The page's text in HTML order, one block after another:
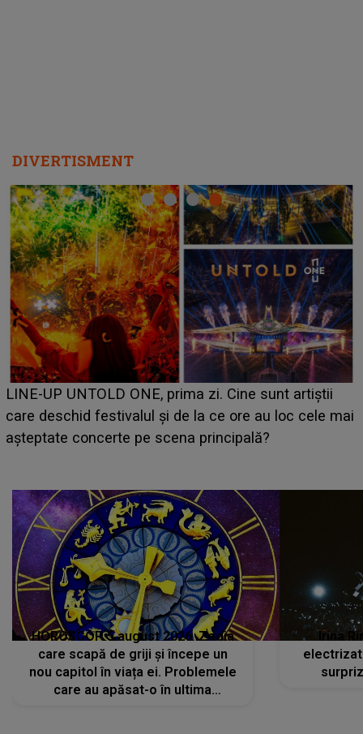
DIVERTISMENT
LINE-UP UNTOLD ONE, prima zi. Cine sunt artiștii
care deschid festivalul și de la ce ore au loc cele mai
așteptate concerte pe scena principală?
HOROSCOP 5 august 2026. Zodia
care scapă de griji și începe un
nou capitol în viața ei. Problemele
care au apăsat-o în ultima
Irina